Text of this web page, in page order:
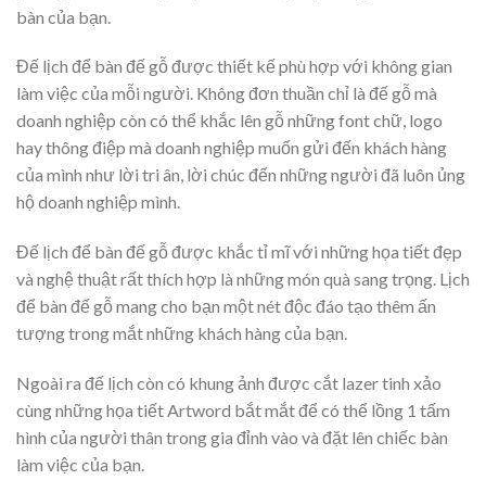
bàn của bạn.
Đế lịch để bàn đế gỗ được thiết kế phù hợp với không gian
làm việc của mỗi người. Không đơn thuần chỉ là đế gỗ mà
doanh nghiệp còn có thể khắc lên gỗ những font chữ, logo
hay thông điệp mà doanh nghiệp muốn gửi đến khách hàng
của mình như lời tri ân, lời chúc đến những người đã luôn ủng
hộ doanh nghiệp mình.
Đế lịch để bàn đế gỗ được khắc tỉ mĩ với những họa tiết đẹp
và nghệ thuật rất thích hợp là những món quà sang trọng. Lịch
để bàn đế gỗ mang cho bạn một nét độc đáo tạo thêm ấn
tượng trong mắt những khách hàng của bạn.
Ngoài ra đế lịch còn có khung ảnh được cắt lazer tinh xảo
cùng những họa tiết Artword bắt mắt để có thể lồng 1 tấm
hình của người thân trong gia đỉnh vào và đặt lên chiếc bàn
làm việc của bạn.